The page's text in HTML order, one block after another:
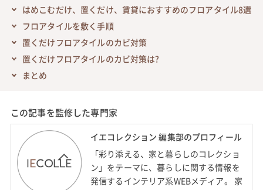
はめこむだけ、置くだけ、賃貸におすすめのフロアタイル8選
フロアタイルを敷く手順
置くだけフロアタイルのカビ対策
置くだけフロアタイルのカビ対策は?
まとめ
この記事を監修した専門家
イエコレクション 編集部のプロフィール
「彩り添える、家と暮らしのコレクショ
ン」をテーマに、暮らしに関する情報を
発信するインテリア系WEBメディア。 家